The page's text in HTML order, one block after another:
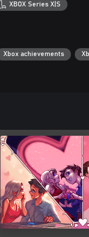
XBOX Series X|S
Xbox achievements